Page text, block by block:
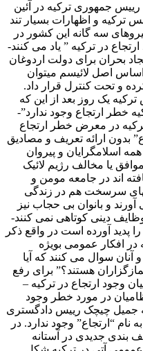
جمهوری ترکیه در آئین
ترکیه و اظهارات بسیار تند
سه گانه این کشور در
در ترکیه ” یاد می کنند-
بحران برای دولت اردوغان
اصل لائیسم میتوان
و تحت کنترل قرار داد.
یک روز بعد از این که
خطر ارتجاع وجود ندارد”-
در معرض خطر ارتجاع
بدون ارائه تعریف و مصادیق
اسلامگرایان و پیروان
یا مخالف رژیم لائیک
اند در جامعه مومن و
سرسخت هم در زندگی
و بانوان بی حجاب نیز
دینی کوتاهی نمی کنند-
پدید آورده است در واقع ذکر
افکار عمومی بویژه
آنان سوال می کنند که آیا
هستند؟” برای رفع
وجود ارتجاع در ترکیه –
در مورد خطر وجود
جمیل چیچک رییس دادگستری
“ارتجاع” وجود ندارد. در
جدیدی در آستانه